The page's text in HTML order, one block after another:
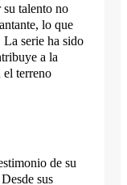
talento no
lo que
serie ha sido
a la
el terreno
de su
sus